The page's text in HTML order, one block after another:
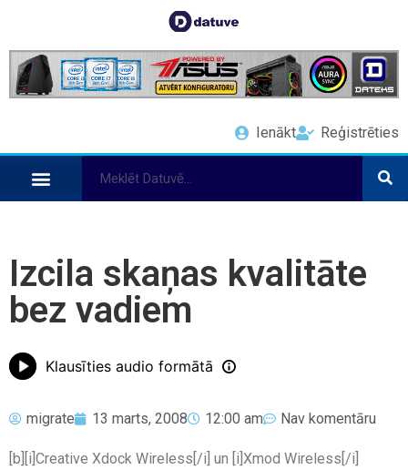
Ienākt Reģistrēties
Izcila skaņas kvalitāte
bez vadiem
Klausīties audio formātā
migrate 13 marts, 2008 12:00 am Nav komentāru
[b][i]Creative Xdock Wireless[/i] un [i]Xmod Wireless[/i]